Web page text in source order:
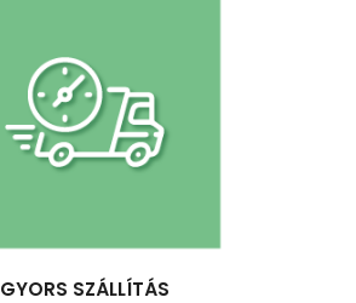
GYORS SZÁLLÍTÁS